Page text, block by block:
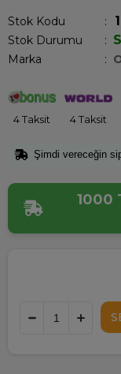
Stok Kodu
Stok Durumu :
Marka :
4 Taksit 4 Taksit
Şimdi vereceğin
1000